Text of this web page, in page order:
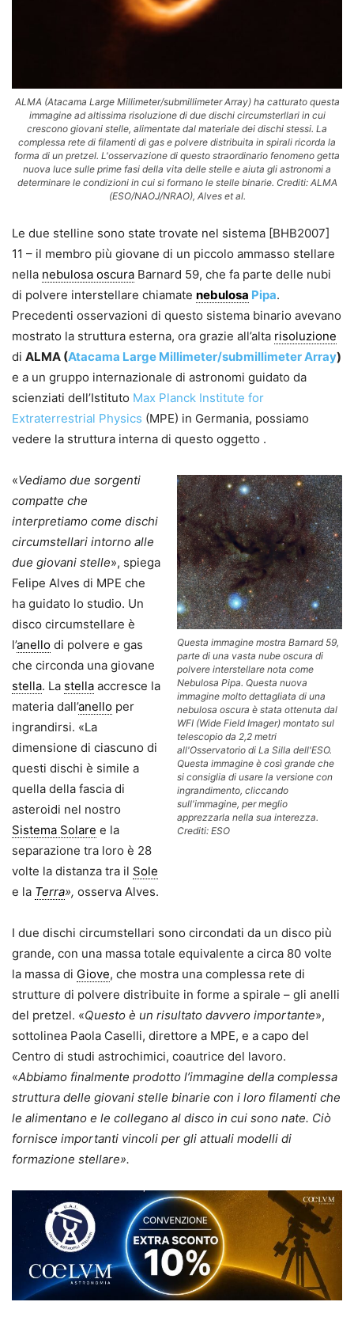
ALMA (Atacama Large Millimeter/submillimeter Array) ha catturato questa
immagine ad altissima risoluzione di due dischi circumsterllari in cui
crescono giovani stelle, alimentate dal materiale dei dischi stessi. La
complessa rete di filamenti di gas e polvere distribuita in spirali ricorda la
forma di un pretzel. L'osservazione di questo straordinario fenomeno getta
nuova luce sulle prime fasi della vita delle stelle e aiuta gli astronomi a
determinare le condizioni in cui si formano le stelle binarie. Crediti: ALMA
(ESO/NAOJ/NRAO), Alves et al.
Le due stelline sono state trovate nel sistema [BHB2007]
11 – il membro più giovane di un piccolo ammasso stellare
nella nebulosa oscura Barnard 59, che fa parte delle nubi
di polvere interstellare chiamate nebulosa Pipa.
Precedenti osservazioni di questo sistema binario avevano
mostrato la struttura esterna, ora grazie all’alta risoluzione
di ALMA (Atacama Large Millimeter/submillimeter Array)
e a un gruppo internazionale di astronomi guidato da
scienziati dell’Istituto Max Planck Institute for
Extraterrestrial Physics (MPE) in Germania, possiamo
vedere la struttura interna di questo oggetto .
Questa immagine mostra Barnard 59,
parte di una vasta nube oscura di
polvere interstellare nota come
Nebulosa Pipa. Questa nuova
immagine molto dettagliata di una
nebulosa oscura è stata ottenuta dal
WFI (Wide Field Imager) montato sul
telescopio da 2,2 metri
all'Osservatorio di La Silla dell'ESO.
Questa immagine è così grande che
si consiglia di usare la versione con
ingrandimento, cliccando
sull'immagine, per meglio
apprezzarla nella sua interezza.
Crediti: ESO
«Vediamo due sorgenti
compatte che
interpretiamo come dischi
circumstellari intorno alle
due giovani stelle», spiega
Felipe Alves di MPE che
ha guidato lo studio. Un
disco circumstellare è
l’anello di polvere e gas
che circonda una giovane
stella. La stella accresce la
materia dall’anello per
ingrandirsi. «La
dimensione di ciascuno di
questi dischi è simile a
quella della fascia di
asteroidi nel nostro
Sistema Solare e la
separazione tra loro è 28
volte la distanza tra il Sole
e la Terra», osserva Alves.
I due dischi circumstellari sono circondati da un disco più
grande, con una massa totale equivalente a circa 80 volte
la massa di Giove, che mostra una complessa rete di
strutture di polvere distribuite in forme a spirale – gli anelli
del pretzel. «Questo è un risultato davvero importante»,
sottolinea Paola Caselli, direttore a MPE, e a capo del
Centro di studi astrochimici, coautrice del lavoro.
«Abbiamo finalmente prodotto l’immagine della complessa
struttura delle giovani stelle binarie con i loro filamenti che
le alimentano e le collegano al disco in cui sono nate. Ciò
fornisce importanti vincoli per gli attuali modelli di
formazione stellare».